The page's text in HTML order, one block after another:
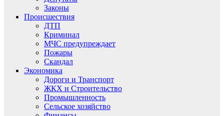
Законы
Происшествия
ДТП
Криминал
МЧС предупреждает
Пожары
Скандал
Экономика
Дороги и Транспорт
ЖКХ и Строительство
Промышленность
Сельское хозяйство